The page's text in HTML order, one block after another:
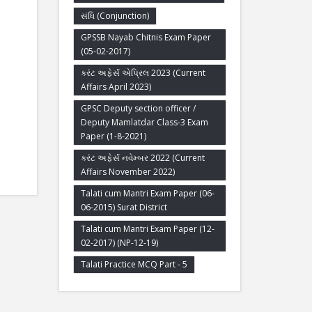
સંધિ (Conjunction)
GPSSB Nayab Chitnis Exam Paper
(05-02-2017)
કરંટ અફેર્સ એપ્રિલ 2023 (Current
Affairs April 2023)
GPSC Deputy section officer /
Deputy Mamlatdar Class-3 Exam
Paper (1-8-2021)
કરંટ અફેર્સ નવેમ્બર 2022 (Current
Affairs November 2022)
Talati cum Mantri Exam Paper (06-
06-2015) Surat District
Talati cum Mantri Exam Paper (12-
02-2017) (NP-12-19)
Talati Practice MCQ Part - 5